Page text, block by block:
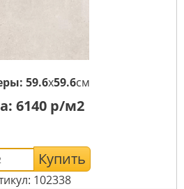
59.6x59.6см
6140 р/м2
Купить
102338